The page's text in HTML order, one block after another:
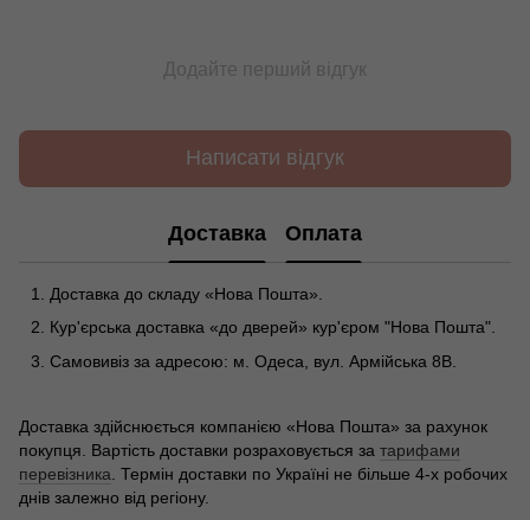
Додайте перший відгук
Написати відгук
Доставка Оплата
Доставка до складу «Нова Пошта».
Кур'єрська доставка «до дверей» кур'єром "Нова Пошта".
Самовивіз за адресою: м. Одеса, вул. Армійська 8В.
Доставка здійснюється компанією «Нова Пошта» за рахунок
покупця. Вартість доставки розраховується за тарифами
перевізника . Термін доставки по Україні не більше 4-х робочих
днів залежно від регіону.